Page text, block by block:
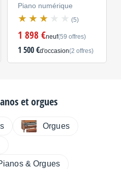
Piano numérique
(5)
1 898 €neuf(59 offres)
1 500 €d'occasion(2 offres)
et orgues
Orgues
& Orgues